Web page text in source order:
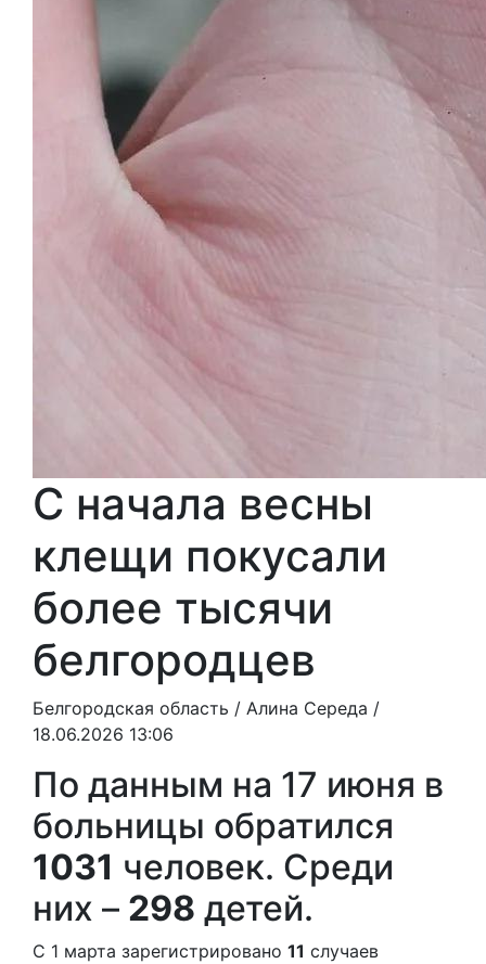
С начала весны
клещи покусали
более тысячи
белгородцев
Белгородская область / Алина Середа /
18.06.2026 13:06
По данным на 17 июня в
больницы обратился
1031 человек. Среди
них – 298 детей.
С 1 марта зарегистрировано 11 случаев